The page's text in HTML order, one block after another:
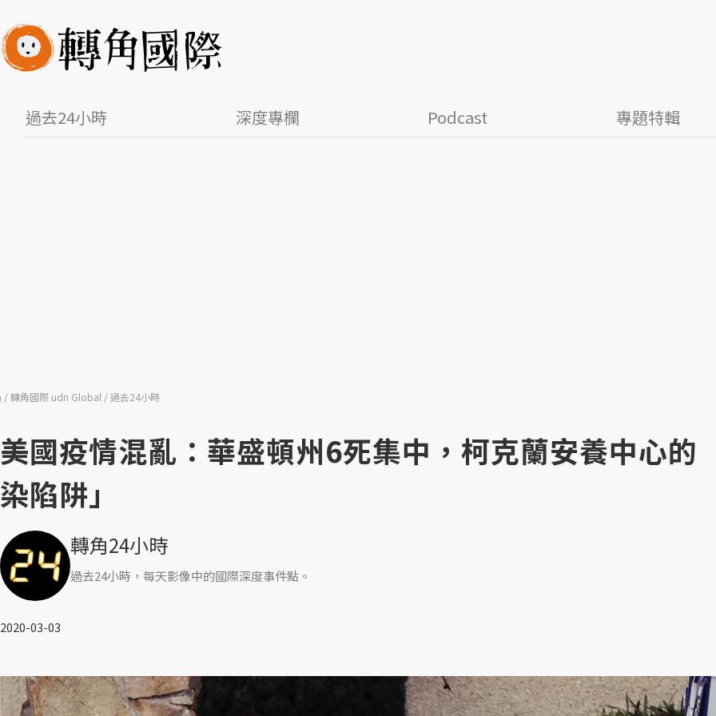
過去24小時 深度專欄 Podcast 專題特輯
轉角國際 udn Global 過去24小時
美國疫情混亂：華盛頓州6死集中，柯克蘭安養中心的
染陷阱」
轉角24小時
過去24小時，每天影像中的國際深度事件點。
2020-03-03